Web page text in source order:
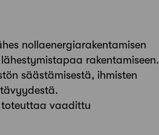
nollaenergiarakentamisen
rakentamiseen.
säästämisestä, ihmisten
toteuttaa vaadittu